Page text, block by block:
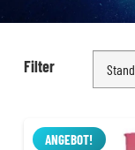
Filter
ANGEBOT!